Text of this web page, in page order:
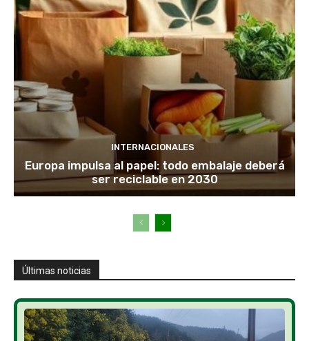
INTERNACIONALES
Europa impulsa al papel: todo embalaje deberá
ser reciclable en 2030
Últimas noticias